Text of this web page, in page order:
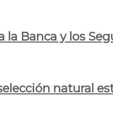
Banca y los
natural